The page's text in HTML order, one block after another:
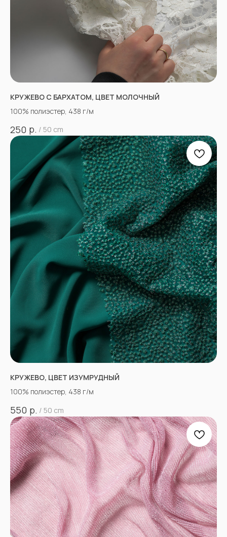
КРУЖЕВО С БАРХАТОМ, ЦВЕТ МОЛОЧНЫЙ
100% полиэстер, 438 г/м
250 р. / 50 cm
КРУЖЕВО, ЦВЕТ ИЗУМРУДНЫЙ
100% полиэстер, 438 г/м
550 р. / 50 cm